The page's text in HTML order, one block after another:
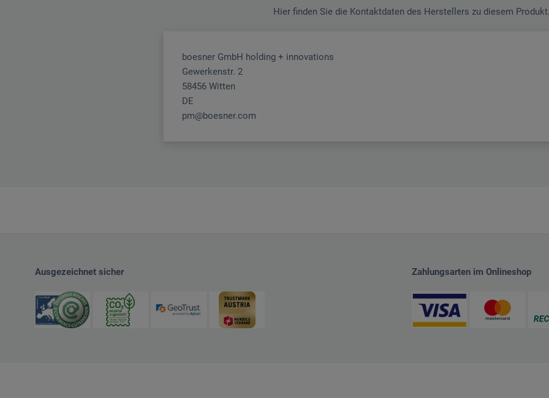
Hier finden Sie die Kontaktdaten des Herstellers zu diesem
boesner GmbH holding + innovations
Gewerkenstr. 2
58456 Witten
DE
pm@boesner.com
Ausgezeichnet sicher Zahlungsarten im Onlineshop